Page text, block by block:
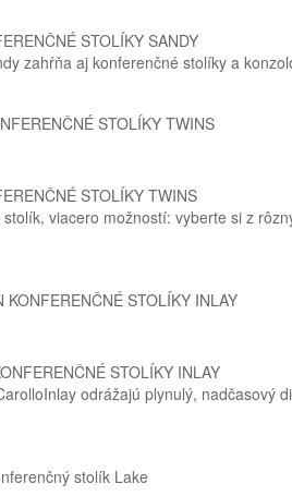
STOLÍKY SANDY
zahŕňa aj konferenčné stolíky a
STOLÍKY TWINS
viacero možností: vyberte si z
STOLÍKY INLAY
odrážajú plynulý, nadčasový